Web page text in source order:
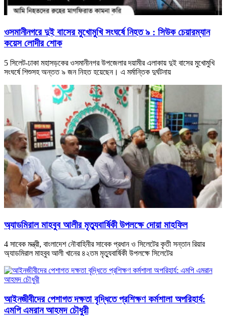
ওসমানীনগরে দুই বাসের মুখোমুখি সংঘর্ষে নিহত ৯ : সিউক চেয়ারম্যান
কয়েস লোদীর শোক
5 সিলেট-ঢাকা মহাসড়কের ওসমানীনগর উপজেলার দয়ামীর এলাকায় দুই বাসের মুখোমুখি
সংঘর্ষে শিশুসহ অন্তত ৯ জন নিহত হয়েছেন। এ মর্মান্তিক দুর্ঘটনায়
অ্যাডমিরাল মাহবুব আলীর মৃত্যুবার্ষিকী উপলক্ষে দোয়া মাহফিল
4 সাবেক মন্ত্রী, বাংলাদেশ নৌবাহিনীর সাবেক প্রধান ও সিলেটের কৃতী সন্তান রিয়ার
অ্যাডমিরাল মাহবুব আলী খানের ৪২তম মৃত্যুবার্ষিকী উপলক্ষে সিলেটের
‎আইনজীবীদের পেশাগত দক্ষতা বৃদ্ধিতে প্রশিক্ষণ কর্মশালা অপরিহার্য:
এমপি এমরান আহমদ চৌধুরী